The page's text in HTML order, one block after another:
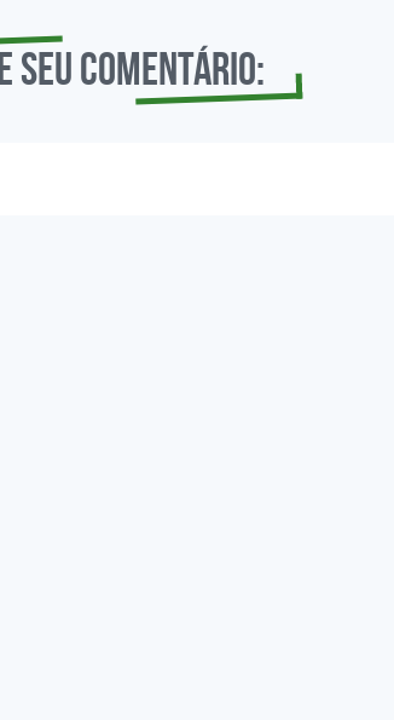
seu comentário: